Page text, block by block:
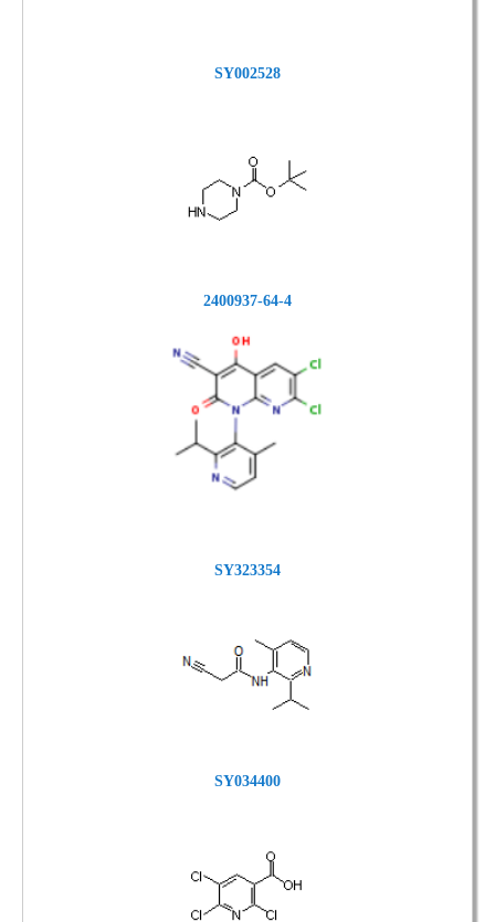
SY002528
2400937-64-4
SY323354
SY034400